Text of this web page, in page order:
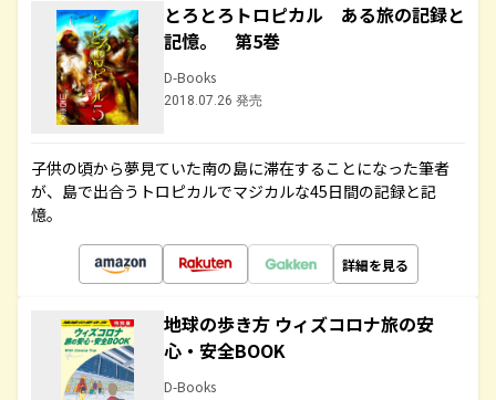
とろとろトロピカル ある旅の記録と
記憶。 第5巻
D-Books
2018.07.26 発売
子供の頃から夢見ていた南の島に滞在することになった筆者
が、島で出合うトロピカルでマジカルな45日間の記録と記
憶。
詳細を見る
地球の歩き方 ウィズコロナ旅の安
心・安全BOOK
D-Books